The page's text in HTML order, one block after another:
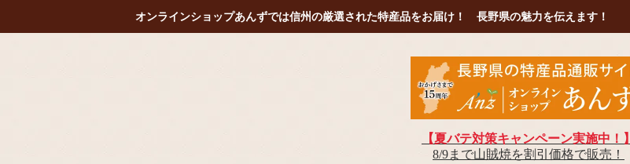
オンラインショップあんずでは信州の厳選された特産品をお届け！ 長野県の魅力を伝えます！
【夏バテ対策キャンペーン実施中！】
8/9まで山賊焼を割引価格で販売！